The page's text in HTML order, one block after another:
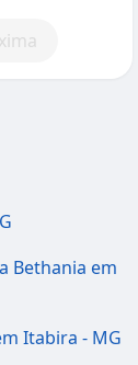
Bethania em
Itabira - MG